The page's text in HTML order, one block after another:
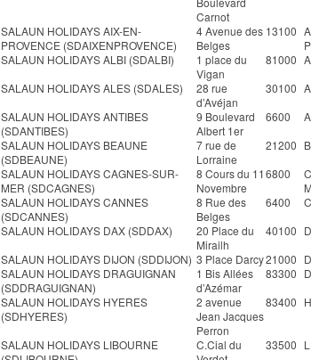
Carnot
SALAUN HOLIDAYS AIX-EN-
PROVENCE (SDAIXENPROVENCE)
4 Avenue des
Belges
13100
SALAUN HOLIDAYS ALBI (SDALBI)
1 place du
Vigan
81000
SALAUN HOLIDAYS ALES (SDALES)
28 rue
d’Avéjan
30100
SALAUN HOLIDAYS ANTIBES
(SDANTIBES)
9 Boulevard
Albert 1er
6600
SALAUN HOLIDAYS BEAUNE
(SDBEAUNE)
7 rue de
Lorraine
21200
SALAUN HOLIDAYS CAGNES-SUR-
MER (SDCAGNES)
8 Cours du 11
Novembre
6800
SALAUN HOLIDAYS CANNES
(SDCANNES)
8 Rue des
Belges
6400
SALAUN HOLIDAYS DAX (SDDAX)
20 Place du
Mirailh
40100
SALAUN HOLIDAYS DIJON (SDDIJON) 3 Place Darcy21000
SALAUN HOLIDAYS DRAGUIGNAN
(SDDRAGUIGNAN)
1 Bis Allées
d’Azémar
83300
SALAUN HOLIDAYS HYERES
(SDHYERES)
2 avenue
Jean Jacques
Perron
83400
SALAUN HOLIDAYS LIBOURNE
C.Cial du
33500